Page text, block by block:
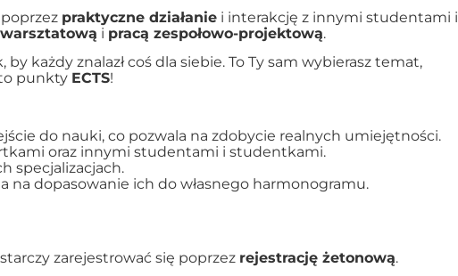
praktyczne działanie i interakcję z innymi studentami i
i pracą zespołowo-projektową.
każdy znalazł coś dla siebie. To Ty sam wybierasz temat,
punkty ECTS!
do nauki, co pozwala na zdobycie realnych umiejętności.
oraz innymi studentami i studentkami.
specjalizacjach.
na dopasowanie ich do własnego harmonogramu.
zarejestrować się poprzez rejestrację żetonową.